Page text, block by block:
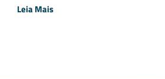
Leia Mais